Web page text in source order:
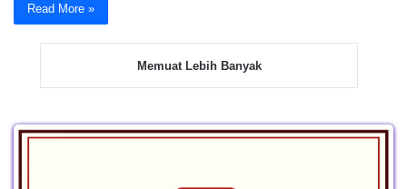
Read More »
Memuat Lebih Banyak